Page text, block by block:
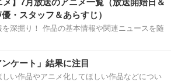
メ】7月放送のアニメ一覧（放送開始日＆
・スタッフ＆あらすじ）
を深掘り！ 作品の基本情報や関連ニュースを随
ケート」結果に注目
い作品やアニメ化してほしい作品などについ